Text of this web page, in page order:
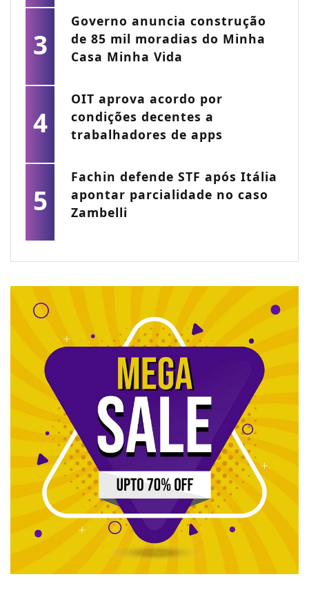
3
Governo anuncia construção
de 85 mil moradias do Minha
Casa Minha Vida
4
OIT aprova acordo por
condições decentes a
trabalhadores de apps
5
Fachin defende STF após Itália
apontar parcialidade no caso
Zambelli